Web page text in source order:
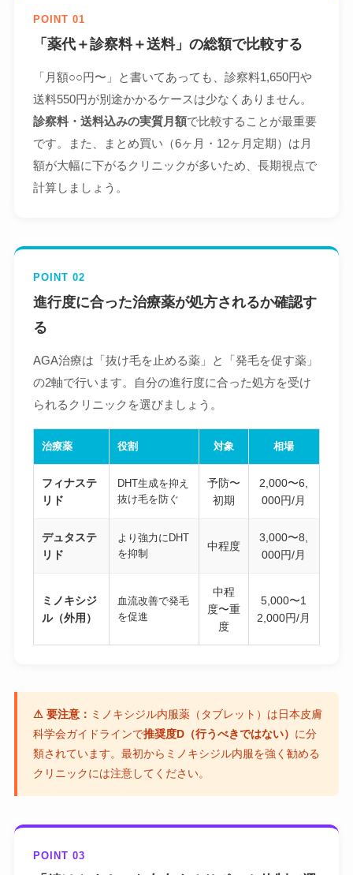
POINT 01
「薬代＋診察料＋送料」の総額で比較する
「月額○○円〜」と書いてあっても、診察料1,650円や
送料550円が別途かかるケースは少なくありません。
診察料・送料込みの実質月額で比較することが最重要
です。また、まとめ買い（6ヶ月・12ヶ月定期）は月
額が大幅に下がるクリニックが多いため、長期視点で
計算しましょう。
POINT 02
進行度に合った治療薬が処方されるか確認す
る
AGA治療は「抜け毛を止める薬」と「発毛を促す薬」
の2軸で行います。自分の進行度に合った処方を受け
られるクリニックを選びましょう。
治療薬 役割 対象 相場
フィナステ
リド
DHT生成を抑え
抜け毛を防ぐ
予防〜
初期
2,000〜6,
000円/月
デュタステ
リド
より強力にDHT
を抑制
中程度
3,000〜8,
000円/月
ミノキシジ
ル（外用）
血流改善で発毛
を促進
中程
度〜重
度
5,000〜1
2,000円/月
⚠ 要注意： ミノキシジル内服薬（タブレット）は日本皮膚
科学会ガイドラインで推奨度D（行うべきではない） に分
類されています。最初からミノキシジル内服を強く勧める
クリニックには注意してください。
POINT 03